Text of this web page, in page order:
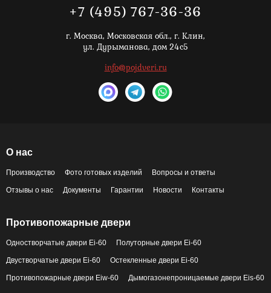
+7 (495) 767-36-36
г. Москва, Московская обл., г. Клин,
ул. Дурыманова, дом 24с5
info@pojdveri.ru
О нас
Производство Фото готовых изделий Вопросы и ответы
Отзывы о нас Документы Гарантии Новости Контакты
Противопожарные двери
Одностворчатые двери Ei-60 Полуторные двери Ei-60
Двустворчатые двери Ei-60 Остекленные двери Ei-60
Противопожарные двери Eiw-60 Дымогазонепроницаемые двери Eis-60